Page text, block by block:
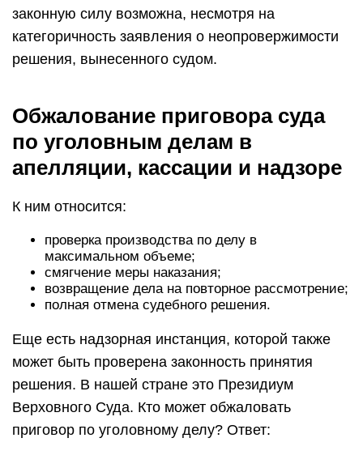
законную силу возможна, несмотря на
категоричность заявления о неопровержимости
решения, вынесенного судом.
Обжалование приговора суда
по уголовным делам в
апелляции, кассации и надзоре
К ним относится:
проверка производства по делу в
максимальном объеме;
смягчение меры наказания;
возвращение дела на повторное рассмотрение;
полная отмена судебного решения.
Еще есть надзорная инстанция, которой также
может быть проверена законность принятия
решения. В нашей стране это Президиум
Верховного Суда. Кто может обжаловать
приговор по уголовному делу? Ответ: